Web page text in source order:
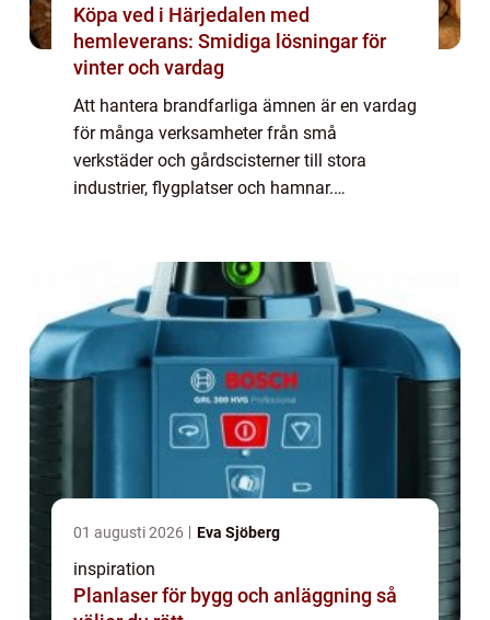
Köpa ved i Härjedalen med
hemleverans: Smidiga lösningar för
vinter och vardag
Att hantera brandfarliga ämnen är en vardag
för många verksamheter från små
verkstäder och gårdscisterner till stora
industrier, flygplatser och hamnar.
som bär huvudansv...
01 augusti 2026 Eva Sjöberg
inspiration
Planlaser för bygg och anläggning så